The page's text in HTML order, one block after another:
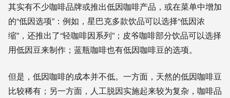
其实有不少咖啡品牌或推出低因咖啡产品，或在菜单中增加
的“低因选项”：例如，星巴克多款饮品可以选择“低因浓
缩”，还推出了“轻咖啡因系列”；皮爷咖啡部分饮品可以选择
用低因豆来制作；蓝瓶咖啡也有低因咖啡豆的选项。
但是，低因咖啡的成本并不低。一方面，天然的低因咖啡豆
比较稀有；另一方面，人工脱因实施起来较为复杂，咖啡品